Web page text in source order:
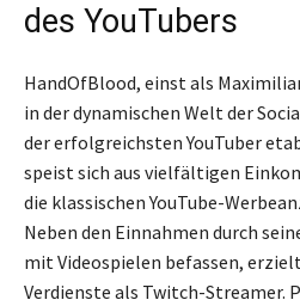
des YouTubers
HandOfBlood, einst als
in der dynamischen Welt der
der erfolgreichsten YouTuber
speist sich aus vielfältigen
die klassischen YouTube-
Neben den Einnahmen durch
mit Videospielen befassen,
Verdienste als Twitch-Streamer.